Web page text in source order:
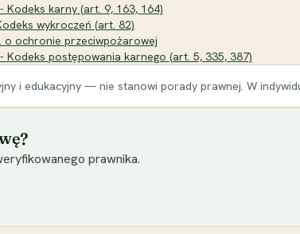
Kodeks karny (art. 9, 163, 164)
wykroczeń (art. 82)
o ochronie przeciwpożarowej
Kodeks postępowania karnego (art. 5, 335, 387)
i edukacyjny — nie stanowi porady prawnej. W
prawnika.